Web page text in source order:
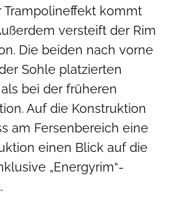
Trampolineffekt kommt
versteift der Rim
Die beiden nach vorne
Sohle platzierten
bei der früheren
Auf die Konstruktion
am Fersenbereich eine
einen Blick auf die
„Energyrim“-